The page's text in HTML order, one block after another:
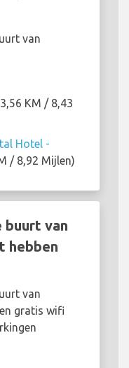
van
KM / 8,43
Hotel -
/ 8,92 Mijlen)
buurt van
hebben
van
gratis wifi